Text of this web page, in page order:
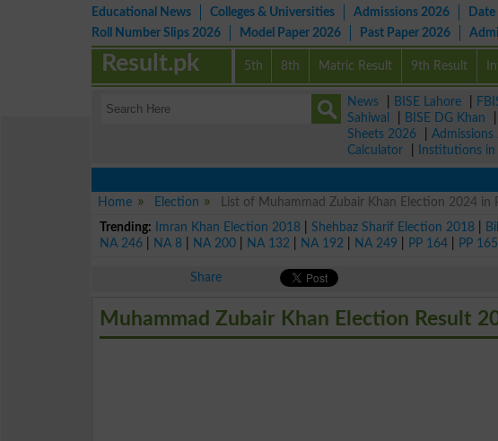
Educational News Colleges & Universities Admissions 2026
Roll Number Slips 2026
Model Paper 2026 Past Paper 2026
5th 8th Matric Result 9th Result
Result.pk
News BISE Lahore
Sahiwal
BISE DG Khan
Sheets 2026
Admissions
Calculator
Institutions in
Home
Election
List of Muhammad Zubair Khan Election 2024 in
Trending:
Imran Khan Election 2018 |Shehbaz Sharif Election 2018
NA 246
NA 8 NA 200 NA 132 NA 192 NA 249 PP 164 PP 165
Share
Muhammad Zubair Khan Election Result